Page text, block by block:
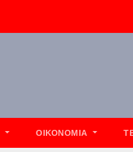
ΟΙΚΟΝΟΜΊΑ